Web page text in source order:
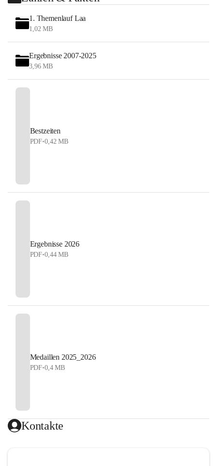
1. Themenlauf Laa
1,02 MB
Ergebnisse 2007-2025
3,96 MB
Bestzeiten
PDF•0,42 MB
Ergebnisse 2026
PDF•0,44 MB
Medaillen 2025_2026
PDF•0,4 MB
Kontakte